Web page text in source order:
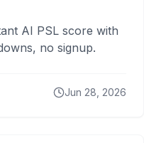
AI PSL score with
no signup.
Jun 28, 2026